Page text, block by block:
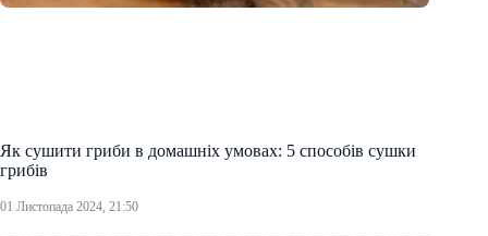
Як сушити гриби в домашніх умовах: 5 способів сушки
грибів
01 Листопада 2024, 21:50